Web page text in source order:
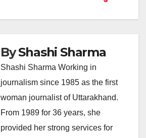
ByShashi Sharma
Shashi Sharma Working in
journalism since 1985 as the first
woman journalist of Uttarakhand.
From 1989 for 36 years, she
provided her strong services for